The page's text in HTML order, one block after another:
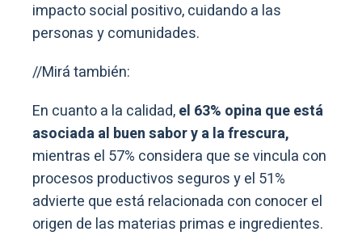
impacto social positivo, cuidando a las
personas y comunidades.
//Mirá también:
En cuanto a la calidad,el 63% opina que está
asociada al buen sabor y a la frescura,
mientras el 57% considera que se vincula con
procesos productivos seguros y el 51%
advierte que está relacionada con conocer el
origen de las materias primas e ingredientes.